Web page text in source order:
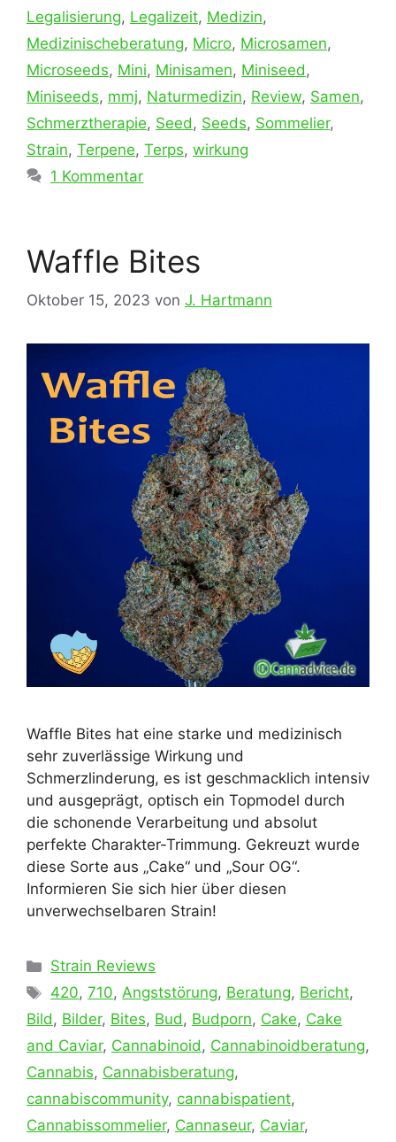
Legalisierung, Legalizeit, Medizin,
Medizinischeberatung, Micro, Microsamen,
Microseeds, Mini, Minisamen, Miniseed ,
Miniseeds, mmj, Naturmedizin, Review, Samen,
Schmerztherapie, Seed , Seeds, Sommelier,
Strain, Terpene, Terps, wirkung
1 Kommentar
Waffle Bites
Oktober 15, 2023 von J. Hartmann
Waffle Bites hat eine starke und medizinisch
sehr zuverlässige Wirkung und
Schmerzlinderung, es ist geschmacklich intensiv
und ausgeprägt, optisch ein Topmodel durch
die schonende Verarbeitung und absolut
perfekte Charakter-Trimmung. Gekreuzt wurde
diese Sorte aus „Cake“ und „Sour OG“.
Informieren Sie sich hier über diesen
unverwechselbaren Strain!
Kategorien
Strain Reviews
Schlagwörter
420,710,Angststörung, Beratung, Bericht,
Bild, Bilder, Bites, Bud, Budporn, Cake, Cake
and Caviar, Cannabinoid, Cannabinoidberatung,
Cannabis, Cannabisberatung,
cannabiscommunity, cannabispatient,
Cannabissommelier, Cannaseur, Caviar,